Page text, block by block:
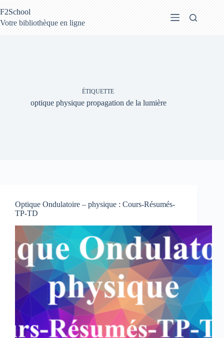
au
contenu
F2School
Votre bibliothèque en ligne
ÉTIQUETTE
optique physique propagation de la lumière
Optique Ondulatoire – physique : Cours-Résumés-
TP-TD